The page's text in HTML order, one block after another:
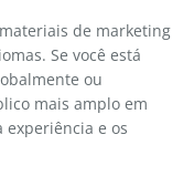
de marketing
Se você está
ou
mais amplo em
e os